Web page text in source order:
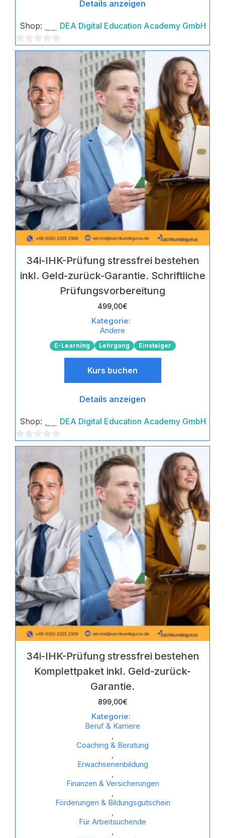
Details anzeigen
Shop: DEA Digital Education Academy GmbH
0
34i-IHK-Prüfung stressfrei bestehen
inkl. Geld-zurück-Garantie. Schriftliche
Prüfungsvorbereitung
499,00€
Kategorie:
Andere
E-Learning Lehrgang Einsteiger
Kurs buchen
Details anzeigen
Shop: DEA Digital Education Academy GmbH
0
34i-IHK-Prüfung stressfrei bestehen
Komplettpaket inkl. Geld-zurück-
Garantie.
899,00€
Kategorie:
Beruf & Karriere
,
Coaching & Beratung
,
Erwachsenenbildung
,
Finanzen & Versicherungen
,
Förderungen & Bildungsgutschein
,
Für Arbeitsuchende
,